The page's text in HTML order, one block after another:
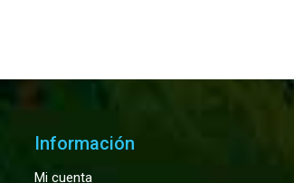
Información
Mi cuenta